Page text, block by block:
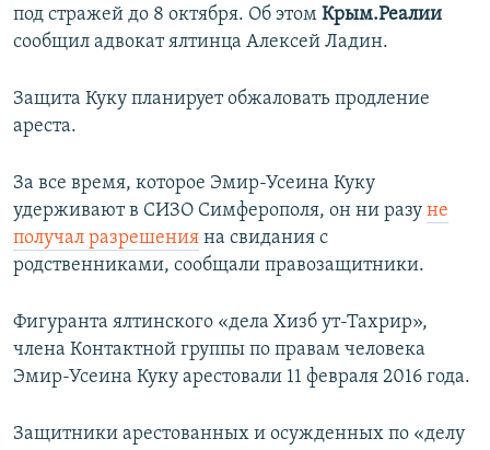
под стражей до 8 октября. Об этом Крым.Реалии
сообщил адвокат ялтинца Алексей Ладин.
Защита Куку планирует обжаловать продление
ареста.
За все время, которое Эмир-Усеина Куку
удерживают в СИЗО Симферополя, он ни разу не
получал разрешения на свидания с
родственниками, сообщали правозащитники.
Фигуранта ялтинского «дела Хизб ут-Тахрир»,
члена Контактной группы по правам человека
Эмир-Усеина Куку арестовали 11 февраля 2016 года.
Защитники арестованных и осужденных по «делу